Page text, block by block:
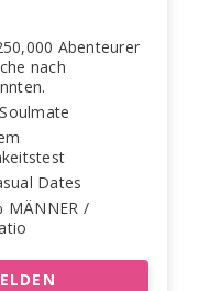
Abenteurer
nach
Dates
MÄNNER /